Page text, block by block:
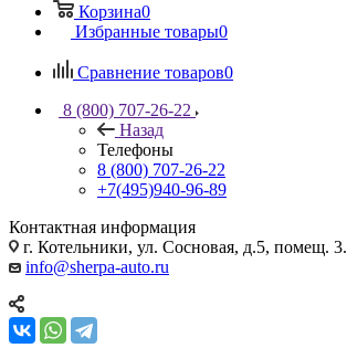
Корзина0
Избранные товары0
Сравнение товаров0
8 (800) 707-26-22
Назад
Телефоны
8 (800) 707-26-22
+7(495)940-96-89
Контактная информация
г. Котельники, ул. Сосновая, д.5, помещ. 3.
info@sherpa-auto.ru